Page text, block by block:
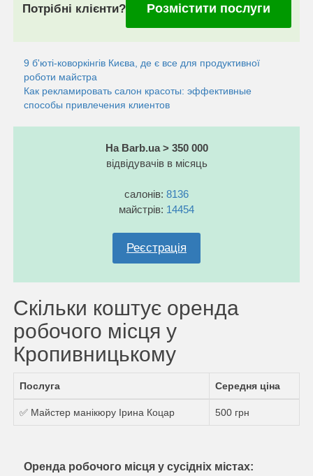
Потрібні клієнти? Розмістити послуги
9 б'юті-коворкінгів Києва, де є все для продуктивної
роботи майстра
Как рекламировать салон красоты: эффективные
способы привлечения клиентов
На Barb.ua > 350 000
відвідувачів в місяць
салонів: 8136
майстрів: 14454
Реєстрація
Скільки коштує оренда
робочого місця у
Кропивницькому
Послуга Середня ціна
✅ Майстер манікюру Ірина Коцар 500 грн
Оренда робочого місця у сусідніх містах: